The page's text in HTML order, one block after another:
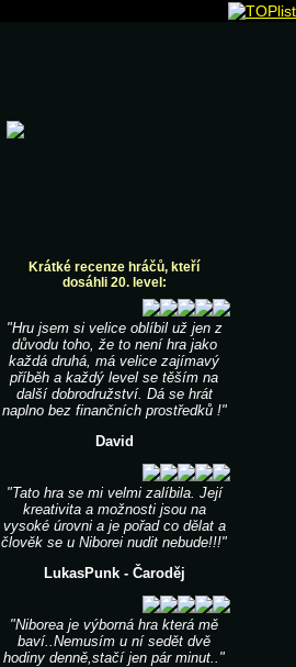
Krátké recenze hráčů, kteří
dosáhli 20. level:
"Hru jsem si velice oblíbil už jen z
důvodu toho, že to není hra jako
každá druhá, má velice zajímavý
příběh a každý level se těším na
další dobrodružství. Dá se hrát
naplno bez finančních prostředků !"
David
"Tato hra se mi velmi zalíbila. Její
kreativita a možnosti jsou na
vysoké úrovni a je pořad co dělat a
člověk se u Niborei nudit nebude!!!"
LukasPunk - Čaroděj
"Niborea je výborná hra která mě
baví..Nemusím u ní sedět dvě
hodiny denně,stačí jen pár minut.."